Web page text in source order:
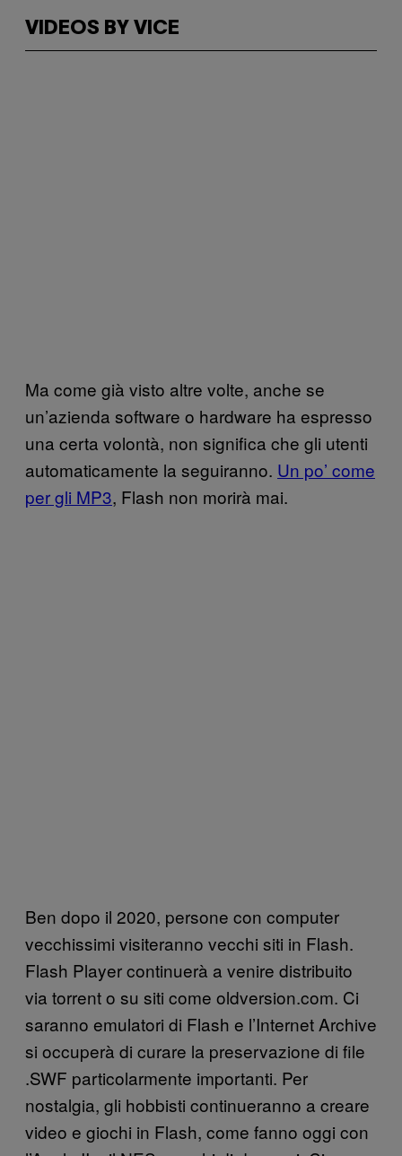
VIDEOS BY VICE
Ma come già visto altre volte, anche se
un’azienda software o hardware ha espresso
una certa volontà, non significa che gli utenti
automaticamente la seguiranno. Un po’ come
per gli MP3, Flash non morirà mai.
Ben dopo il 2020, persone con computer
vecchissimi visiteranno vecchi siti in Flash.
Flash Player continuerà a venire distribuito
via torrent o su siti come oldversion.com. Ci
saranno emulatori di Flash e l’Internet Archive
si occuperà di curare la preservazione di file
.SWF particolarmente importanti. Per
nostalgia, gli hobbisti continueranno a creare
video e giochi in Flash, come fanno oggi con